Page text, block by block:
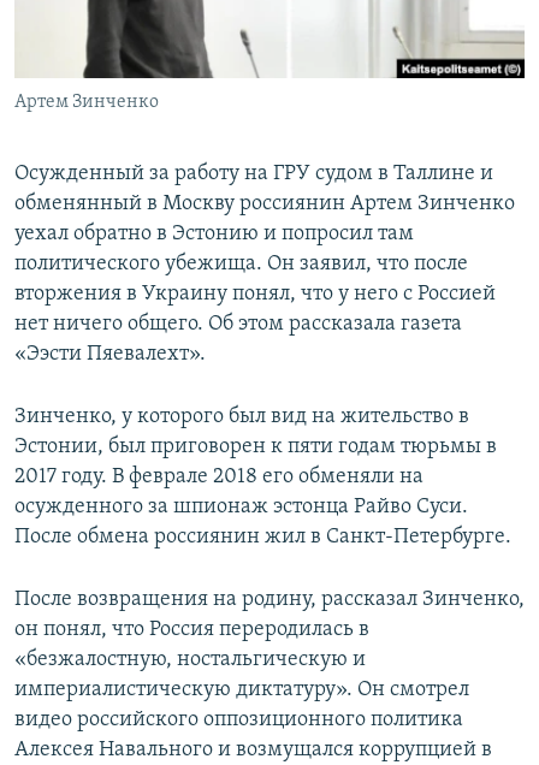
ПОБЕДИТЕЛЕЙ НЕ СУДЯТ?
КРЫМ.НЕПОКОРЕННЫЙ
ELIFBE
ПРИСОЕДИНЯЙТЕСЬ!
Все сайты RFE/RL
Артем Зинченко
Осужденный за работу на ГРУ судом в Таллине и
обменянный в Москву россиянин Артем Зинченко
уехал обратно в Эстонию и попросил там
политического убежища. Он заявил, что после
вторжения в Украину понял, что у него с Россией
нет ничего общего. Об этом рассказала газета
«Ээсти Пяевалехт».
Зинченко, у которого был вид на жительство в
Эстонии, был приговорен к пяти годам тюрьмы в
2017 году. В феврале 2018 его обменяли на
осужденного за шпионаж эстонца Райво Суси.
После обмена россиянин жил в Санкт-Петербурге.
После возвращения на родину, рассказал Зинченко,
он понял, что Россия переродилась в
«безжалостную, ностальгическую и
империалистическую диктатуру». Он смотрел
видео российского оппозиционного политика
Алексея Навального и возмущался коррупцией в